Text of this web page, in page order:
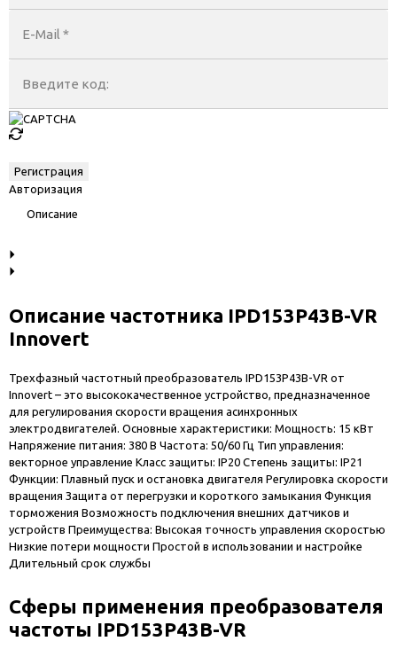
E-Mail *
Введите код:
Авторизация
Описание
Описание частотника IPD153P43B-VR
Innovert
Трехфазный частотный преобразователь IPD153P43B-VR от
Innovert – это высококачественное устройство, предназначенное
для регулирования скорости вращения асинхронных
электродвигателей. Основные характеристики: Мощность: 15 кВт
Напряжение питания: 380 В Частота: 50/60 Гц Тип управления:
векторное управление Класс защиты: IP20 Степень защиты: IP21
Функции: Плавный пуск и остановка двигателя Регулировка скорости
вращения Защита от перегрузки и короткого замыкания Функция
торможения Возможность подключения внешних датчиков и
устройств Преимущества: Высокая точность управления скоростью
Низкие потери мощности Простой в использовании и настройке
Длительный срок службы
Сферы применения преобразователя
частоты IPD153P43B-VR